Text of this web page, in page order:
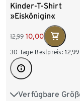
Kinder-T-Shirt
»Eiskönigin«
12,99 10,00
30-Tage-Bestpreis: 12,99
Verfügbare
86/92 98/104